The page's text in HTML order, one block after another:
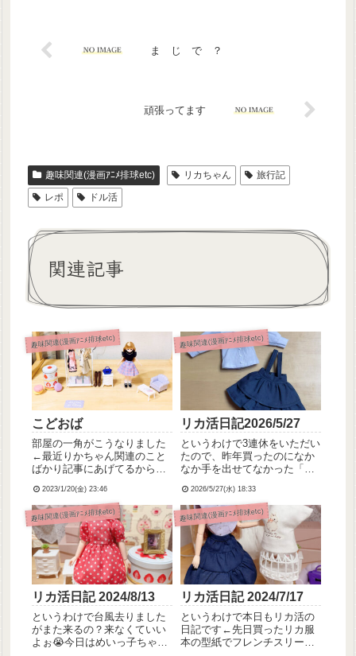
ま じ で ？
頑張ってます
趣味関連(漫画ｱﾆﾒ排球etc) リカちゃん
旅行記
レポ
ドル活
関連記事
趣味関連(漫画ｱﾆﾒ排球etc)
こどおば
部屋の一角がこうなりました
←最近りかちゃん関連のこと
ばかり記事にあげてるから読
どこに出しても恥ずかしいこ
どおば喪女だと自覚はしてる
ので許してください😭
2023/1/20(金) 23:46
趣味関連(漫画ｱﾆﾒ排球etc)
リカ活日記2026/5/27
というわけで3連休をいただい
たので、昨年買ったのになか
なか手を出せてなかった「手
かえ服 Sweet Style」より、(↑
ポチった時の記事です)ボウタ
イブラウスとティアードスカ
ートをやっと……やっと作る
ことができま...
2026/5/27(水) 18:33
趣味関連(漫画ｱﾆﾒ排球etc)
リカ活日記 2024/8/13
というわけで台風去りました
がまた来るの？来なくていい
よぉ😭今日はめいっ子ちゃん
趣味関連(漫画ｱﾆﾒ排球etc)
リカ活日記 2024/7/17
というわけで本日もリカ活の
日記です←先日買ったリカ服
本の型紙でフレンチスリーブ